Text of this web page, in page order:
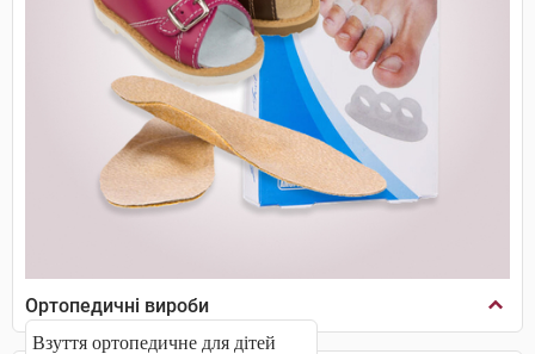
Ортопедичні вироби
Взуття ортопедичне для дітей